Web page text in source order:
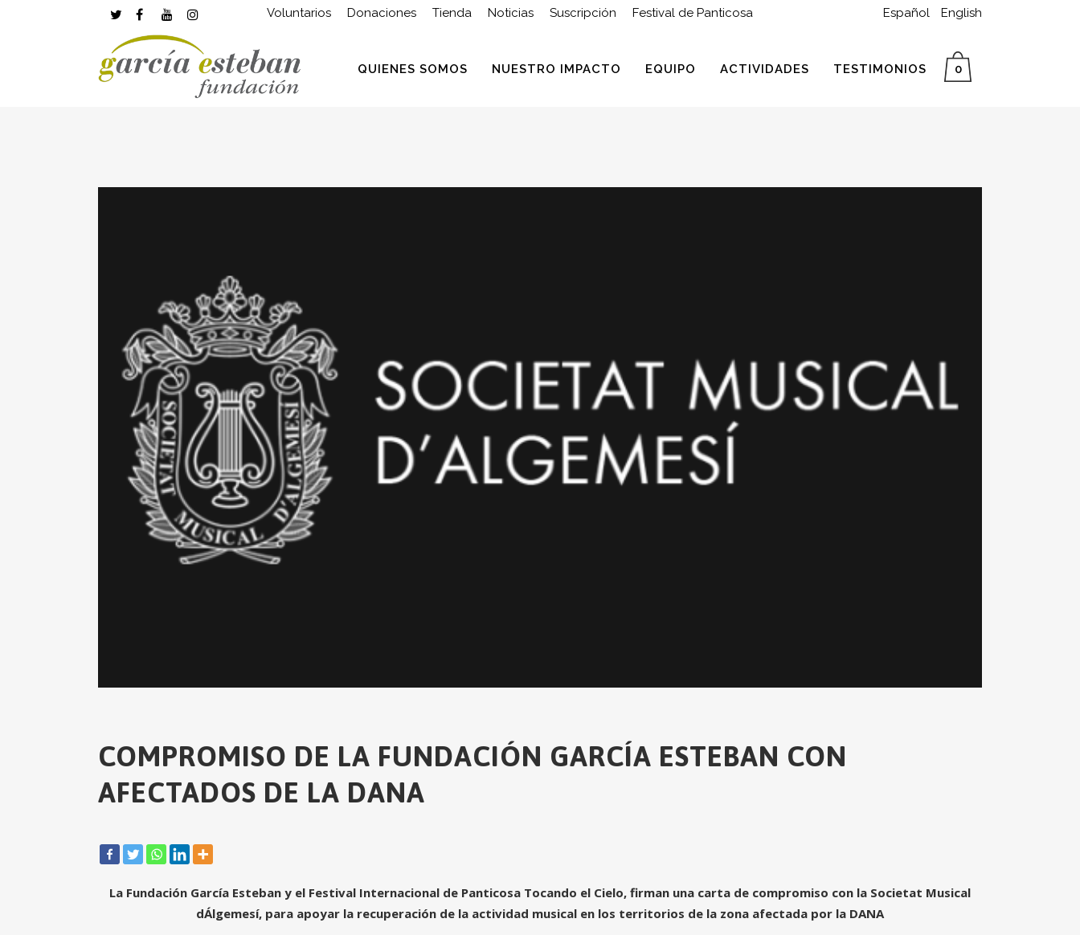
Voluntarios Donaciones Tienda Noticias Suscripción Festival de Panticosa Español English
0
QUIENES SOMOS NUESTRO IMPACTO EQUIPO ACTIVIDADES TESTIMONIOS
COMPROMISO DE LA FUNDACIÓN GARCÍA ESTEBAN CON
AFECTADOS DE LA DANA
La Fundación García Esteban y el Festival Internacional de Panticosa Tocando el Cielo, firman una carta de compromiso con la Societat Musical
dÁlgemesí, para apoyar la recuperación de la actividad musical en los territorios de la zona afectada por la DANA